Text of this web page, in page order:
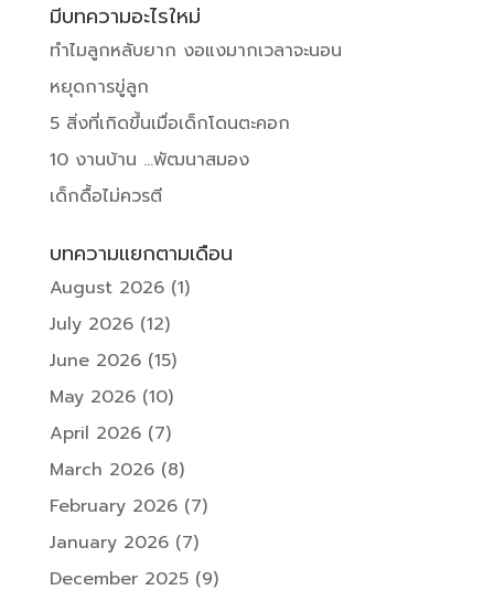
มีบทความอะไรใหม่
ทำไมลูกหลับยาก งอแงมากเวลาจะนอน
หยุดการขู่ลูก
5 สิ่งที่เกิดขึ้นเมื่อเด็กโดนตะคอก
10 งานบ้าน …พัฒนาสมอง
เด็กดื้อไม่ควรตี
บทความแยกตามเดือน
August 2026(1)
July 2026(12)
June 2026(15)
May 2026(10)
April 2026(7)
March 2026(8)
February 2026(7)
January 2026(7)
December 2025(9)